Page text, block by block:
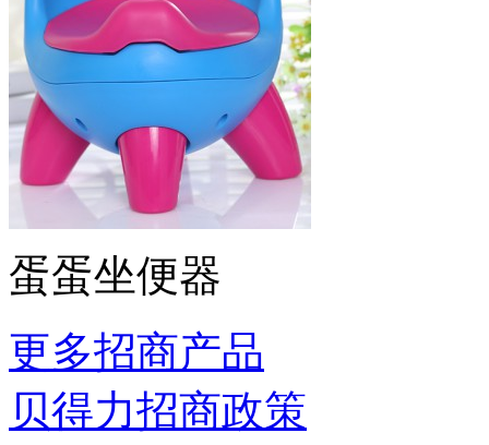
蛋蛋坐便器
更多招商产品
贝得力招商政策